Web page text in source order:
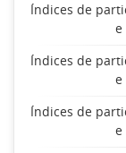
Índices de
e
Índices de
e
Índices de
e